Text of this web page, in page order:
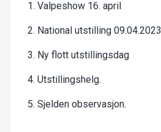
Valpeshow 16. april
National utstilling 09.04.2023
Ny flott utstillingsdag
Utstillingshelg.
Sjelden observasjon.